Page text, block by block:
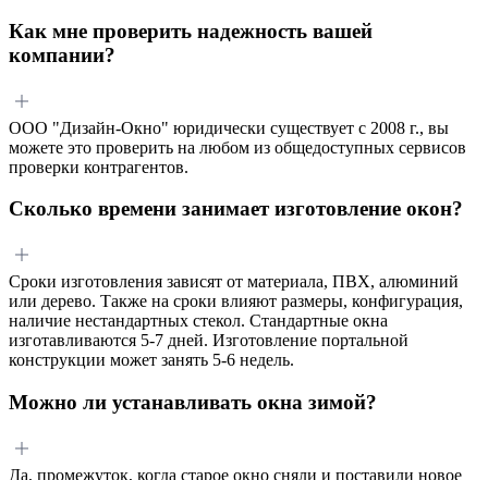
Как мне проверить надежность вашей
компании?
ООО "Дизайн-Окно" юридически существует с 2008 г., вы
можете это проверить на любом из общедоступных сервисов
проверки контрагентов.
Сколько времени занимает изготовление окон?
Сроки изготовления зависят от материала, ПВХ, алюминий
или дерево. Также на сроки влияют размеры, конфигурация,
наличие нестандартных стекол. Стандартные окна
изготавливаются 5-7 дней. Изготовление портальной
конструкции может занять 5-6 недель.
Можно ли устанавливать окна зимой?
Да, промежуток, когда старое окно сняли и поставили новое